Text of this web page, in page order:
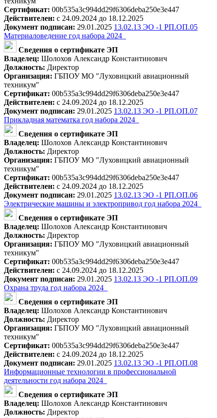
Сертификат: 00b535a3c994dd29f6306deba250e3e447
Действителен: с 24.09.2024 до 18.12.2025
Документ подписан: 29.01.2025 13.02.13 ЭО -1 РП.ОП.05
Материаловедение год набора 2024_
Сведения о сертификате ЭП
Владелец: Шолохов Александр Константинович
Должность: Директор
Организация: ГБПОУ МО "Луховицкий авиационный
техникум"
Сертификат: 00b535a3c994dd29f6306deba250e3e447
Действителен: с 24.09.2024 до 18.12.2025
Документ подписан: 29.01.2025 13.02.13 ЭО -1 РП.ОП.07
Прикладная математка год набора 2024_
Сведения о сертификате ЭП
Владелец: Шолохов Александр Константинович
Должность: Директор
Организация: ГБПОУ МО "Луховицкий авиационный
техникум"
Сертификат: 00b535a3c994dd29f6306deba250e3e447
Действителен: с 24.09.2024 до 18.12.2025
Документ подписан: 29.01.2025 13.02.13 ЭО -1 РП.ОП.06
Электрические машины и электропривод год набора 2024_
Сведения о сертификате ЭП
Владелец: Шолохов Александр Константинович
Должность: Директор
Организация: ГБПОУ МО "Луховицкий авиационный
техникум"
Сертификат: 00b535a3c994dd29f6306deba250e3e447
Действителен: с 24.09.2024 до 18.12.2025
Документ подписан: 29.01.2025 13.02.13 ЭО -1 РП.ОП.09
Охрана труда год набора 2024_
Сведения о сертификате ЭП
Владелец: Шолохов Александр Константинович
Должность: Директор
Организация: ГБПОУ МО "Луховицкий авиационный
техникум"
Сертификат: 00b535a3c994dd29f6306deba250e3e447
Действителен: с 24.09.2024 до 18.12.2025
Документ подписан: 29.01.2025 13.02.13 ЭО -1 РП.ОП.08
Информационные технологии в профессиональной
деятельности год набора 2024_
Сведения о сертификате ЭП
Владелец: Шолохов Александр Константинович
Должность: Директор